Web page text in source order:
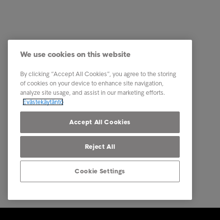
Perintäpalvelut
Kumppanuuspalvelut
Toimialaratkaisut
Raportit ja analyysit
Ota
We use cookies on this website
By clicking “Accept All Cookies”, you agree to the storing
of cookies on your device to enhance site navigation,
analyze site usage, and assist in our marketing efforts.
Evästekäytäntö
Accept All Cookies
Reject All
Cookie Settings